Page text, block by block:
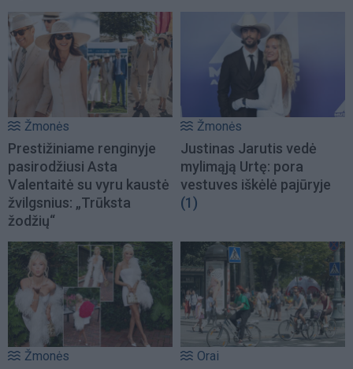
Žmonės
Prestižiniame renginyje
pasirodžiusi Asta
Valentaitė su vyru kaustė
žvilgsnius: „Trūksta
žodžių“
Žmonės
Justinas Jarutis vedė
mylimąją Urtę: pora
vestuves iškėlė pajūryje
(1)
Žmonės Orai